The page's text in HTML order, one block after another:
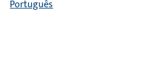
Português